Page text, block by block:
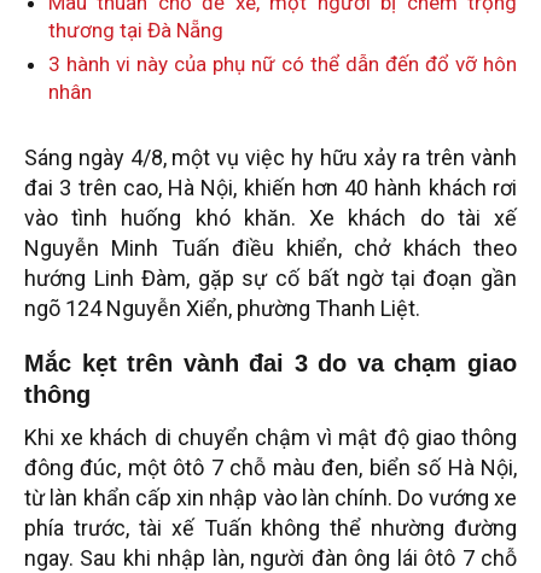
thương tại Đà Nẵng
3 hành vi này của phụ nữ có thể dẫn đến đổ vỡ hôn
nhân
Sáng ngày 4/8, một vụ việc hy hữu xảy ra trên vành
đai 3 trên cao, Hà Nội, khiến hơn 40 hành khách rơi
vào tình huống khó khăn. Xe khách do tài xế
Nguyễn Minh Tuấn điều khiển, chở khách theo
hướng Linh Đàm, gặp sự cố bất ngờ tại đoạn gần
ngõ 124 Nguyễn Xiển, phường Thanh Liệt.
Mắc kẹt trên vành đai 3 do va chạm giao
thông
Khi xe khách di chuyển chậm vì mật độ giao thông
đông đúc, một ôtô 7 chỗ màu đen, biển số Hà Nội,
từ làn khẩn cấp xin nhập vào làn chính. Do vướng xe
phía trước, tài xế Tuấn không thể nhường đường
ngay. Sau khi nhập làn, người đàn ông lái ôtô 7 chỗ